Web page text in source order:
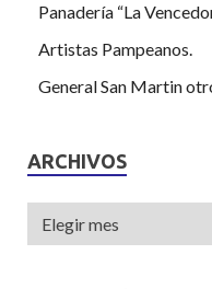
Panadería “La
Artistas Pampeanos.
General San Martin
ARCHIVOS